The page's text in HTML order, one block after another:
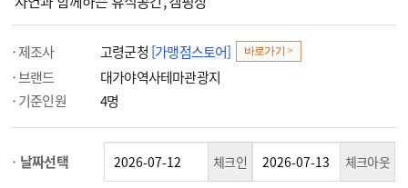
제조사 고령군청 [가맹점스토어] 바로가기 >
브랜드
대가야역사테마관광지
기준인원
4명
날짜선택 체크인 체크아웃